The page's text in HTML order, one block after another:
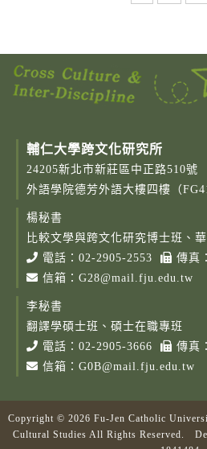
輔仁大學跨文化研究所
24205新北市新莊區中正路510號
外語學院德芳外語大樓四樓（
楊秘書
比較文學與跨文化研究博士班、
電話： 02-2905-2553
傳真
信箱： G28@mail.fju.edu.tw
李秘書
翻譯學碩士班、碩士在職專班
電話： 02-2905-3666
傳真
信箱： G0B@mail.fju.edu.tw
Copyright © 2026 Fu-Jen Catholic
Cultural Studies All Rights Reserved.